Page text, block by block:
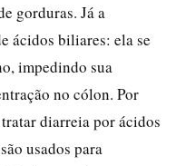
gorduras. Já a
ácidos biliares: ela se
impedindo sua
no cólon. Por
diarreia por ácidos
usados para